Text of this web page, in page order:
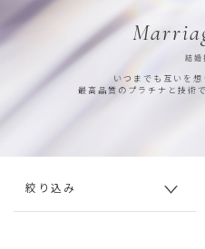
結婚
いつまでも互いを
最高品質のプラチナと技術
絞り込み